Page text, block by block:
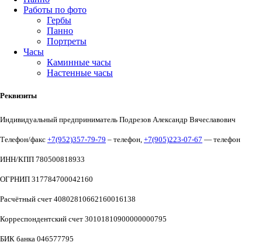
Работы по фото
Гербы
Панно
Портреты
Часы
Каминные часы
Настенные часы
Реквизиты
Индивидуальный предприниматель Подрезов Александр Вячеславович
Телефон/факс +7(952)357-79-79 – телефон, +7(905)223-07-67 — телефон
ИНН/КПП 780500818933
ОГРНИП 317784700042160
Расчётный счет 40802810662160016138
Корреспондентский счет 30101810900000000795
БИК банка 046577795